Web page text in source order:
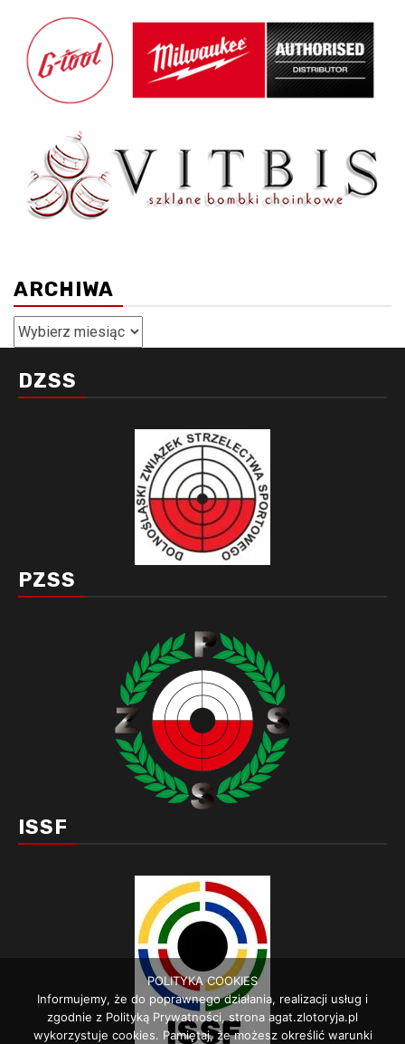
ARCHIWA
Archiwa
DZSS
PZSS
ISSF
POLITYKA COOKIES
Informujemy, że do poprawnego działania, realizacji usług i
zgodnie z Polityką Prywatności, strona agat.zlotoryja.pl
wykorzystuje cookies. Pamiętaj, że możesz określić warunki